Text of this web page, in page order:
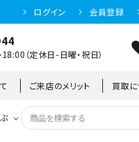
ログイン 会員登録
（定休日-日曜・祝日）
ご来店のメリット 買取に